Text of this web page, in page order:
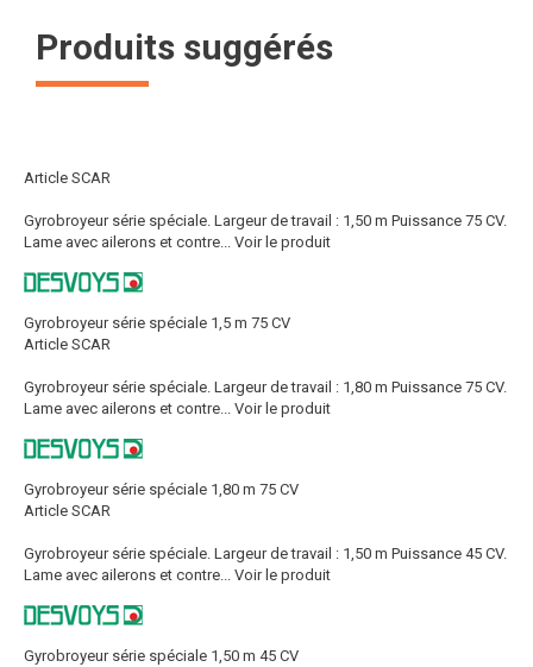
Produits suggérés
Article SCAR
Gyrobroyeur série spéciale. Largeur de travail : 1,50 m Puissance 75 CV.
Lame avec ailerons et contre... Voir le produit
Gyrobroyeur série spéciale 1,5 m 75 CV
Article SCAR
Gyrobroyeur série spéciale. Largeur de travail : 1,80 m Puissance 75 CV.
Lame avec ailerons et contre... Voir le produit
Gyrobroyeur série spéciale 1,80 m 75 CV
Article SCAR
Gyrobroyeur série spéciale. Largeur de travail : 1,50 m Puissance 45 CV.
Lame avec ailerons et contre... Voir le produit
Gyrobroyeur série spéciale 1,50 m 45 CV